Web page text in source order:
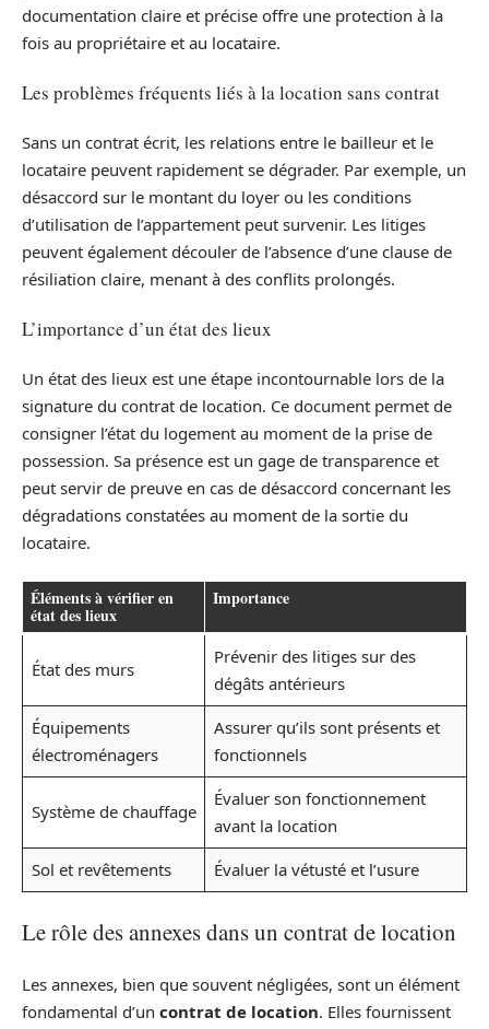
documentation claire et précise offre une protection à la
fois au propriétaire et au locataire.
Les problèmes fréquents liés à la location sans contrat
Sans un contrat écrit, les relations entre le bailleur et le
locataire peuvent rapidement se dégrader. Par exemple, un
désaccord sur le montant du loyer ou les conditions
d’utilisation de l’appartement peut survenir. Les litiges
peuvent également découler de l’absence d’une clause de
résiliation claire, menant à des conflits prolongés.
L’importance d’un état des lieux
Un état des lieux est une étape incontournable lors de la
signature du contrat de location. Ce document permet de
consigner l’état du logement au moment de la prise de
possession. Sa présence est un gage de transparence et
peut servir de preuve en cas de désaccord concernant les
dégradations constatées au moment de la sortie du
locataire.
Éléments à vérifier en
état des lieux
Importance
État des murs
Prévenir des litiges sur des
dégâts antérieurs
Équipements
électroménagers
Assurer qu’ils sont présents et
fonctionnels
Système de chauffage
Évaluer son fonctionnement
avant la location
Sol et revêtements
Évaluer la vétusté et l’usure
Le rôle des annexes dans un contrat de location
Les annexes, bien que souvent négligées, sont un élément
fondamental d’un contrat de location. Elles fournissent